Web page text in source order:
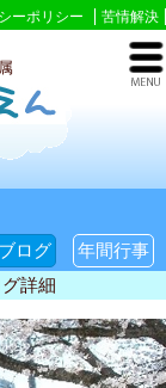
ーポリシー
苦情解決
ブログ
年間行事
詳細